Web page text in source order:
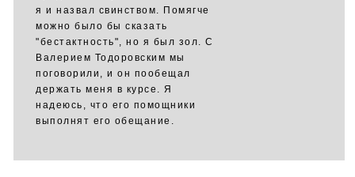
я и назвал свинством. Помягче
можно было бы сказать
"бестактность", но я был зол. С
Валерием Тодоровским мы
поговорили, и он пообещал
держать меня в курсе. Я
надеюсь, что его помощники
выполнят его обещание.